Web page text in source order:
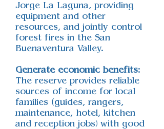
Jorge La Laguna, providing
equipment and other
resources, and jointly control
forest fires in the San
Buenaventura Valley.
Generate economic benefits:
The reserve provides reliable
sources of income for local
families (guides, rangers,
maintenance, hotel, kitchen
and reception jobs) with good